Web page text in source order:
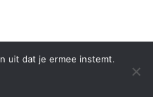
uit dat je ermee instemt.